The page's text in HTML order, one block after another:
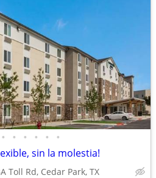
• • • • • •
sin la molestia!
Toll Rd, Cedar Park, TX